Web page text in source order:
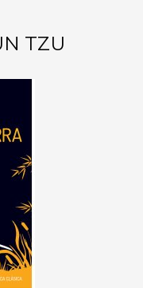
TZU